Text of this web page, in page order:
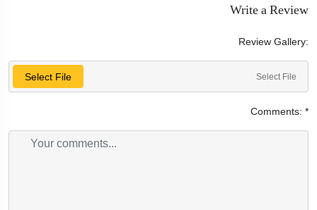
Write a Review
Review Gallery:
Select File Select File
Comments: *